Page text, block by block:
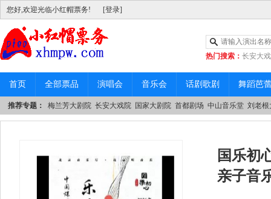
您好,欢迎光临小红帽票务! [登录]
热门搜索： 长安大
|中山音乐堂
首页 全部票品 演唱会 音乐会 话剧歌剧 舞蹈芭
推荐专题： 梅兰芳大剧院 长安大戏院 国家大剧院 首都剧场 中山音乐堂 刘老根
国乐初
亲子音